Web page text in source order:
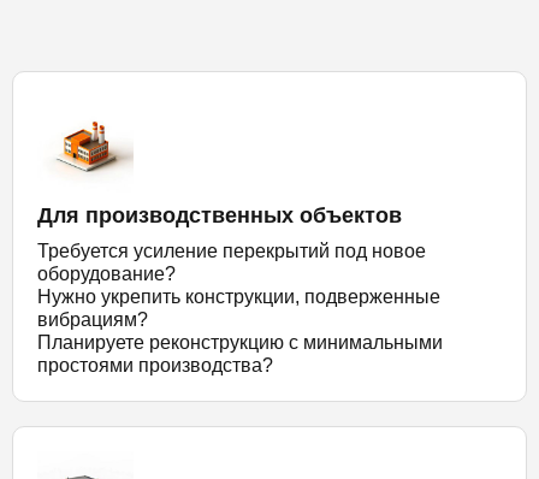
Для производственных объектов
Требуется усиление перекрытий под новое
оборудование?
Нужно укрепить конструкции, подверженные
вибрациям?
Планируете реконструкцию с минимальными
простоями производства?